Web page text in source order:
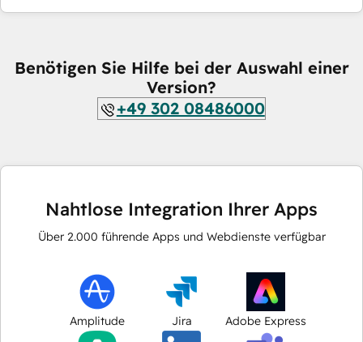
Benötigen Sie Hilfe bei der Auswahl einer
Version?
+49 302 08486000
Nahtlose Integration Ihrer Apps
Über 2.000 führende Apps und Webdienste verfügbar
Amplitude Jira Adobe Express